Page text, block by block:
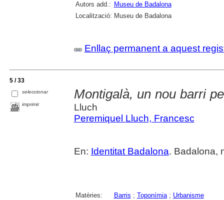
Autors add.: Museu de Badalona
Localització: Museu de Badalona
Enllaç permanent a aquest
5 / 33
seleccionar
imprimir
Montigalà, un nou barri
Lluch
Peremiquel Lluch, Francesc
En: Identitat Badalona. Badalona,
Matèries: Barris ; Toponímia; Urbanisme